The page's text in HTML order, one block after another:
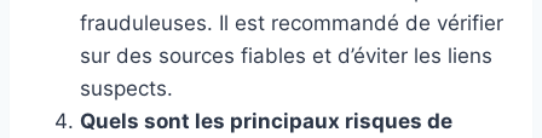
frauduleuses. Il est recommandé de vérifier
sur des sources fiables et d’éviter les liens
suspects.
Quels sont les principaux risques de